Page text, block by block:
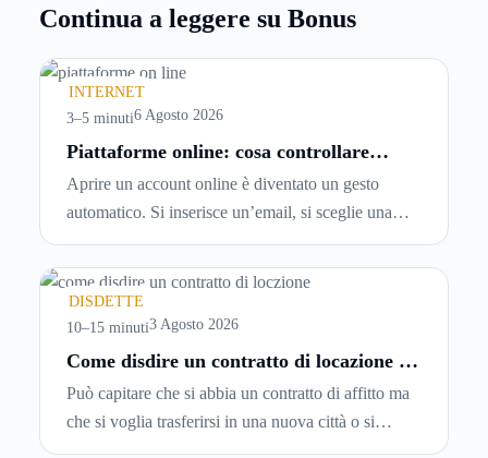
Continua a leggere su Bonus
INTERNET
3–5 minuti6 Agosto 2026
Piattaforme online: cosa controllare
prima di iscriversi e usare servizi in
tempo reale
Aprire un account online è diventato un gesto
automatico. Si inserisce un’email, si sceglie una
password, si accetta una serie di condizioni senza
leggerle davvero. Tutto avviene in pochi minuti,
spesso senza che ci si fermi a capire dove si sta
entrando.
DISDETTE
10–15 minuti3 Agosto 2026
Come disdire un contratto di locazione in
modo corretto ed efficace
Può capitare che si abbia un contratto di affitto ma
che si voglia trasferirsi in una nuova città o si
abbiano problemi a pagare il canone, per cui si